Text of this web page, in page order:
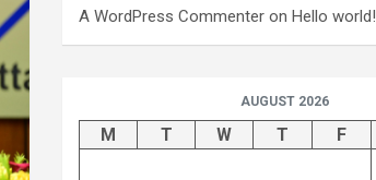
A WordPress Commenter onHello world!
AUGUST 2026
M T W T F